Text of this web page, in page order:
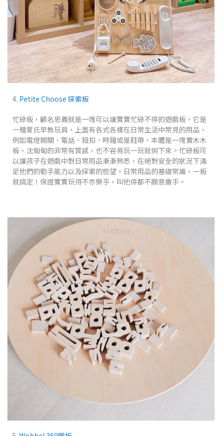
4. Petite Choose 探索板
忙碌板，顧名思義就是一塊可以讓寶寶忙碌不停的遊戲板。它是
一種蒙氏早教玩具，上面有各式各樣在日常生活中常見的用品，
例如電燈開關、電話、鈕扣、時鐘或是鞋帶，本體是一塊實木木
板，沈甸甸的非常有質感，也不容易玩一玩就倒下來。忙碌板可
以讓孩子在遊戲中對日常用品漸漸熟悉，在絕對安全的狀況下滿
足他們的動手能力以及探索的慾望。日常用品的基礎常識，一板
就搞定！保證寶寶玩得不亦樂乎，叫他停都不願意撒手。